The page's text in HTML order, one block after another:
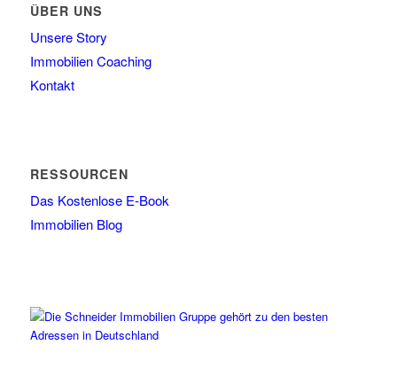
ÜBER UNS
Unsere Story
Immobilien Coaching
Kontakt
RESSOURCEN
Das Kostenlose E-Book
Immobilien Blog